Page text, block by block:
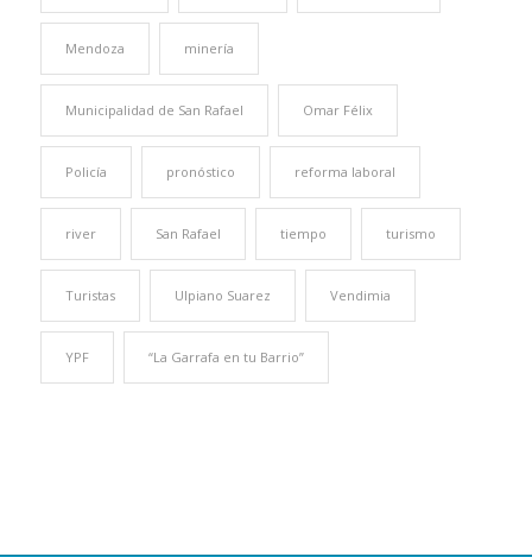
Mendoza minería
Municipalidad de San Rafael Omar Félix
Policía pronóstico reforma laboral
river San Rafael tiempo turismo
Turistas Ulpiano Suarez Vendimia
YPF “La Garrafa en tu Barrio”